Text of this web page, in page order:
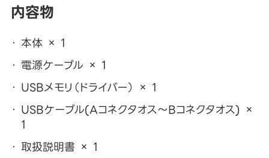
内容物
本体 × 1
電源ケーブル × 1
USBメモリ（ドライバー） × 1
USBケーブル(Aコネクタオス～Bコネクタオス) ×
1
取扱説明書 × 1